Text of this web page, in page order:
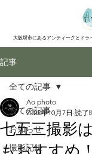
大阪堺市にあるアンティークとドラ
記事
全ての記事
お知らせ
撮影記録
全ての記事
七五三撮影
Ao photo
2022年10月7日 読了